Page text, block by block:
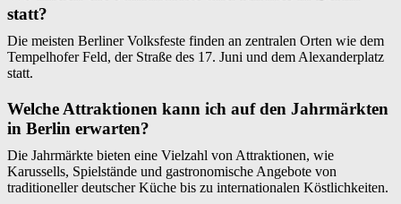
statt?
Die meisten Berliner Volksfeste finden an zentralen Orten wie dem
Tempelhofer Feld, der Straße des 17. Juni und dem Alexanderplatz
statt.
Welche Attraktionen kann ich auf den Jahrmärkten
in Berlin erwarten?
Die Jahrmärkte bieten eine Vielzahl von Attraktionen, wie
Karussells, Spielstände und gastronomische Angebote von
traditioneller deutscher Küche bis zu internationalen Köstlichkeiten.